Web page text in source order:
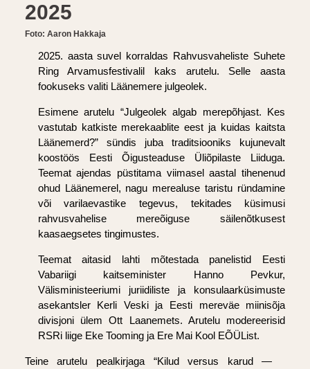
2025
Foto: Aaron Hakkaja
2025. aasta suvel korraldas Rahvusvaheliste Suhete
Ring Arvamusfestivalil kaks arutelu. Selle aasta
fookuseks valiti Läänemere julgeolek.
Esimene arutelu “Julgeolek algab merepõhjast. Kes
vastutab katkiste merekaablite eest ja kuidas kaitsta
Läänemerd?” sündis juba traditsiooniks kujunevalt
koostöös Eesti Õigusteaduse Üliõpilaste Liiduga.
Teemat ajendas püstitama viimasel aastal tihenenud
ohud Läänemerel, nagu merealuse taristu ründamine
või varilaevastike tegevus, tekitades küsimusi
rahvusvahelise mereõiguse säilenõtkusest
kaasaegsetes tingimustes.
Teemat aitasid lahti mõtestada panelistid
Eesti
Vabariigi kaitseminister Hanno Pevkur,
Välisministeeriumi juriidiliste ja konsulaarküsimuste
asekantsler Kerli Veski ja Eesti mereväe miinisõja
divisjoni ülem Ott Laanemets. Arutelu modereerisid
RSRi liige Eke Tooming ja Ere Mai Kool EÕÜList.
Teine arutelu pealkirjaga “Kilud versus karud —